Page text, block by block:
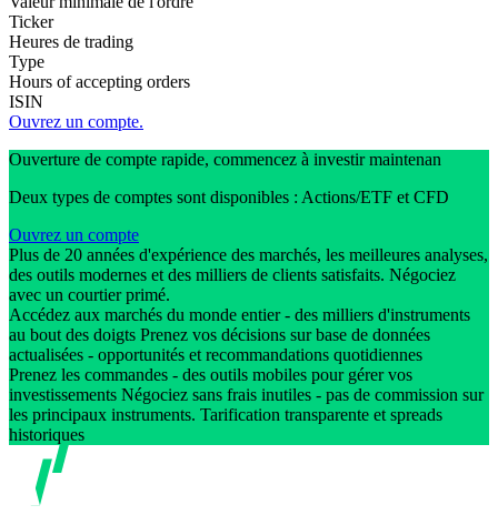
Ticker
Heures de trading
Type
Hours of accepting orders
ISIN
Ouvrez un compte.
Ouverture de compte rapide, commencez à investir maintenan
Deux types de comptes sont disponibles : Actions/ETF et CFD
Ouvrez un compte
Plus de 20 années d'expérience des marchés, les meilleures analyses,
des outils modernes et des milliers de clients satisfaits. Négociez
avec un courtier primé.
Accédez aux marchés du monde entier - des milliers d'instruments
au bout des doigts Prenez vos décisions sur base de données
actualisées - opportunités et recommandations quotidiennes
Prenez les commandes - des outils mobiles pour gérer vos
investissements Négociez sans frais inutiles - pas de commission sur
les principaux instruments. Tarification transparente et spreads
historiques